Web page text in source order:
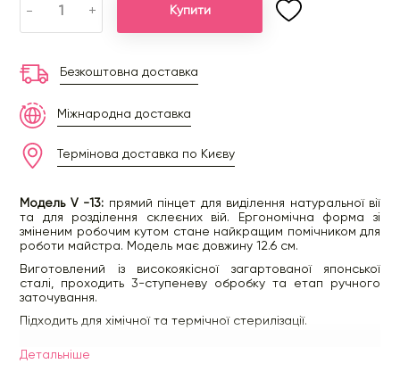
- + Купити
Безкоштовна доставка
Міжнародна доставка
Термінова доставка по Києву
Модель V -13: прямий пінцет для виділення натуральної вії
та для розділення склеєних вій. Ергономічна форма зі
зміненим робочим кутом стане найкращим помічником для
роботи майстра. Модель має довжину 12.6 см.
Виготовлений із високоякісної загартованої японської
сталі, проходить 3-ступеневу обробку та етап ручного
заточування.
Підходить для хімічної та термічної стерилізації.
Детальнiше